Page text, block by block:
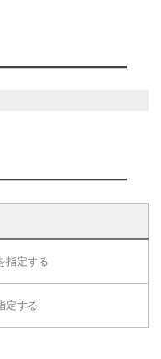
指定する
定する